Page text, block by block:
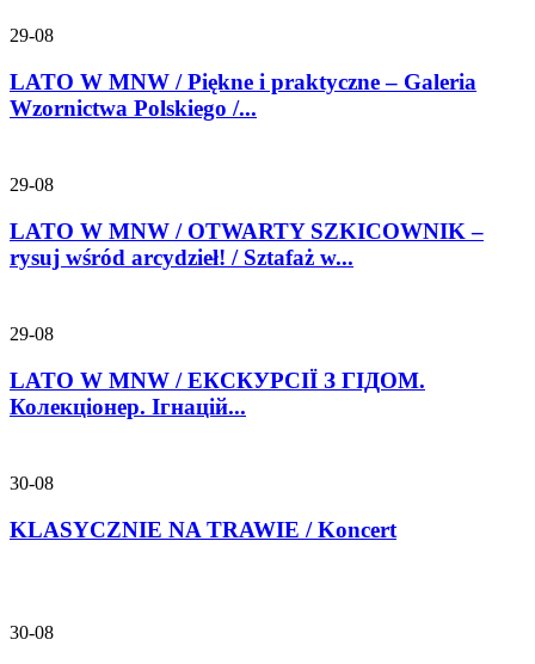
29-08
LATO W MNW / Piękne i praktyczne – Galeria
Wzornictwa Polskiego /...
29-08
LATO W MNW / OTWARTY SZKICOWNIK –
rysuj wśród arcydzieł! / Sztafaż w...
29-08
LATO W MNW / ЕКСКУРСІЇ З ГІДОМ.
Колекціонер. Ігнацій...
30-08
KLASYCZNIE NA TRAWIE / Koncert
30-08